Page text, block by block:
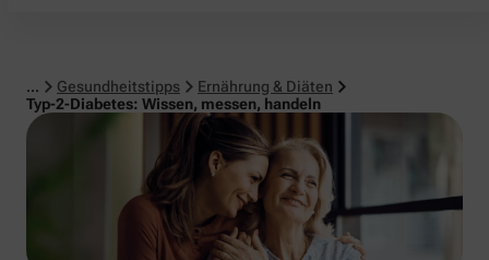
... Gesundheitstipps
Ernährung & Diäten
Typ-2-Diabetes: Wissen, messen, handeln